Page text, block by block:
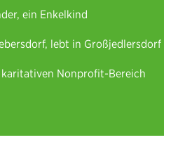
ein Enkelkind
lebt in Großjedlersdorf
karitativen Nonprofit-Bereich